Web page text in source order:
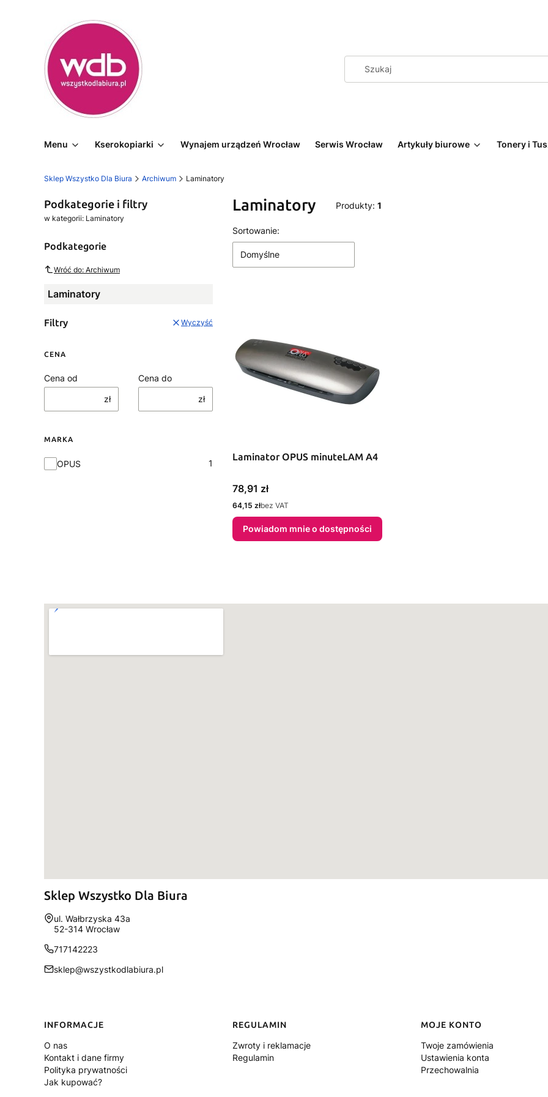
Menu Kserokopiarki Wynajem urządzeń Wrocław Serwis Wrocław Artykuły biurowe Tonery i
Sklep Wszystko Dla Biura Archiwum Laminatory
Podkategorie i filtry
w kategorii: Laminatory
Podkategorie
Wróć do: Archiwum
Laminatory
Filtry Wyczyść
CENA
Cena od
zł
Cena do
zł
MARKA
Marka
OPUS 1
Laminatory Produkty: 1
Lista produktów
Sortowanie:
Domyślne
Laminator OPUS minuteLAM A4
Cena
78,91 zł
Cena
64,15 złbez VAT
Powiadom mnie o dostępności
Sklep Wszystko Dla Biura
Adres:
ul. Wałbrzyska 43a
52-314 Wrocław
717142223
sklep@wszystkodlabiura.pl
Linki w stopce
INFORMACJE
O nas
Kontakt i dane firmy
Polityka prywatności
Jak kupować?
REGULAMIN
Zwroty i reklamacje
Regulamin
MOJE KONTO
Twoje zamówienia
Ustawienia konta
Przechowalnia